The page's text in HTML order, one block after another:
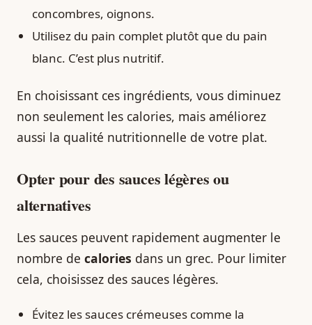
concombres, oignons.
Utilisez du pain complet plutôt que du pain
blanc. C’est plus nutritif.
En choisissant ces ingrédients, vous diminuez
non seulement les calories, mais améliorez
aussi la qualité nutritionnelle de votre plat.
Opter pour des sauces légères ou
alternatives
Les sauces peuvent rapidement augmenter le
nombre de calories dans un grec. Pour limiter
cela, choisissez des sauces légères.
Évitez les sauces crémeuses comme la